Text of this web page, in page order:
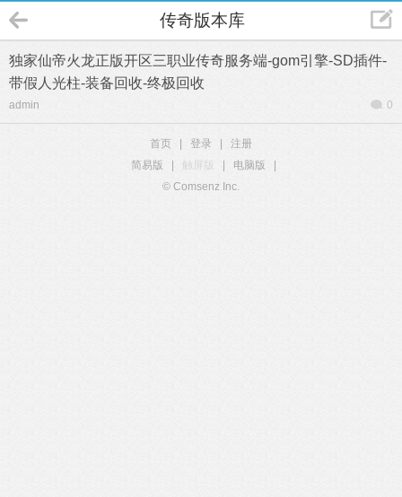
传奇版本库
独家仙帝火龙正版开区三职业传奇服务端-gom引擎-SD插件-
带假人光柱-装备回收-终极回收
admin 0
首页 登录
注册
简易版
触屏版 电脑版
© Comsenz Inc.